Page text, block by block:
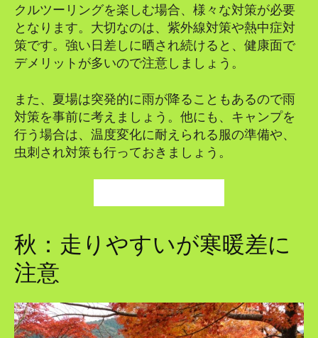
クルツーリングを楽しむ場合、様々な対策が必要
となります。大切なのは、紫外線対策や熱中症対
策です。強い日差しに晒され続けると、健康面で
デメリットが多いので注意しましょう。
また、夏場は突発的に雨が降ることもあるので雨
対策を事前に考えましょう。他にも、キャンプを
行う場合は、温度変化に耐えられる服の準備や、
虫刺され対策も行っておきましょう。
秋：走りやすいが寒暖差に
注意